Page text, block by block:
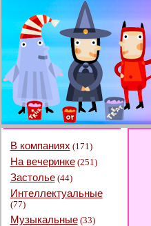
В компаниях (171)
На вечеринке(251)
Застолье(44)
Интеллектуальные
(77)
Музыкальные(33)